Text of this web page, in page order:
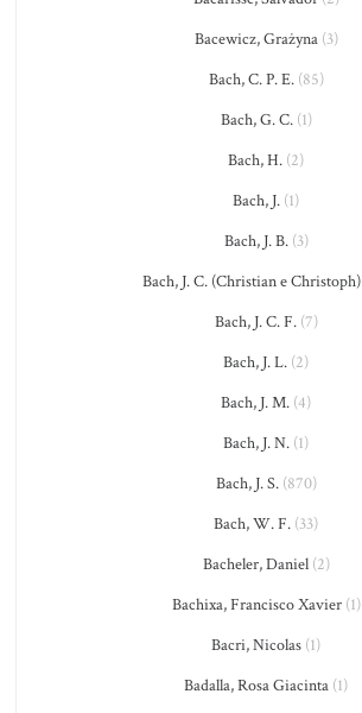
Bacewicz, Grażyna(3)
Bach, C. P. E.(85)
Bach, G. C.(1)
Bach, H. (2)
Bach, J. (1)
Bach, J. B.(3)
Bach, J. C. (Christian e Christoph)
Bach, J. C. F.(7)
Bach, J. L. (2)
Bach, J. M. (4)
Bach, J. N. (1)
Bach, J. S.(870)
Bach, W. F. (33)
Bacheler, Daniel(2)
Bachixa, Francisco Xavier(1)
Bacri, Nicolas (1)
Badalla, Rosa Giacinta (1)